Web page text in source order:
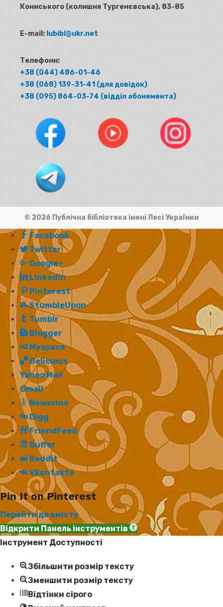
Кониського (колишня Тургенєвська), 83-85
E-mail: lubibl@ukr.net
Телефони:
+38 (044) 486-01-46
+38 (068) 139-31-41 (для довідок)
+38 (095) 864-03-74 (відділ абонемента)
© 2026 Публічна бібліотека імені Лесі Українки
Facebook
Twitter
Google+
LinkedIn
Pinterest
StumbleUpon
Tumblr
Blogger
Myspace
Delicious
Yahoo Mail
Gmail
Newsvine
Digg
FriendFeed
Buffer
Reddit
VKontakte
Pin It on Pinterest
Перейти до вмісту
Відкрити Панель інструментів
Інструмент Доступності
Збільшити розмір тексту
Зменшити розмір тексту
Відтінки сірого